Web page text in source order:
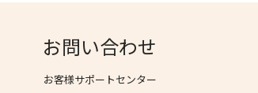
お問い合わせ
お客様サポートセンター